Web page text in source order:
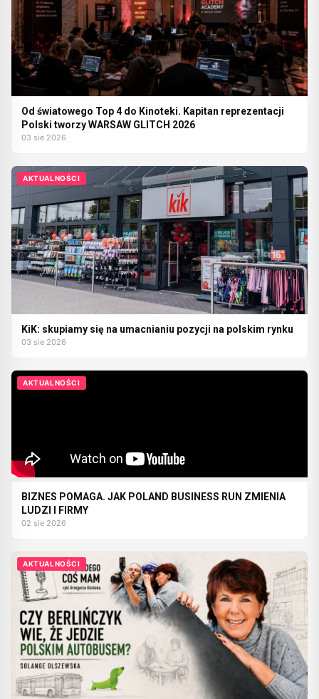
Od światowego Top 4 do Kinoteki. Kapitan reprezentacji
Polski tworzy WARSAW GLITCH 2026
03 sie 2026
AKTUALNOŚCI
KiK: skupiamy się na umacnianiu pozycji na polskim rynku
03 sie 2026
AKTUALNOŚCI
BIZNES POMAGA. JAK POLAND BUSINESS RUN ZMIENIA
LUDZI I FIRMY
02 sie 2026
AKTUALNOŚCI